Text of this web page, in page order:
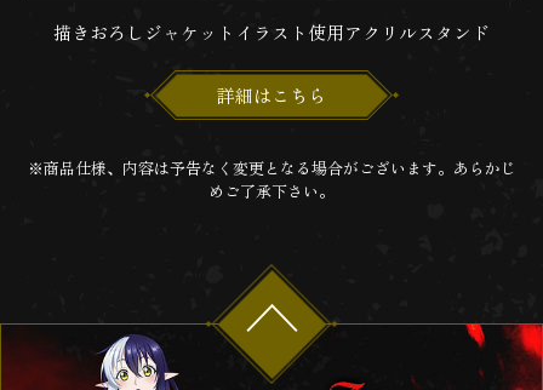
描きおろしジャケットイラスト使用アクリルスタンド
詳細はこちら
※商品仕様、内容は予告なく変更となる場合がございます。あらかじ
めご了承下さい。